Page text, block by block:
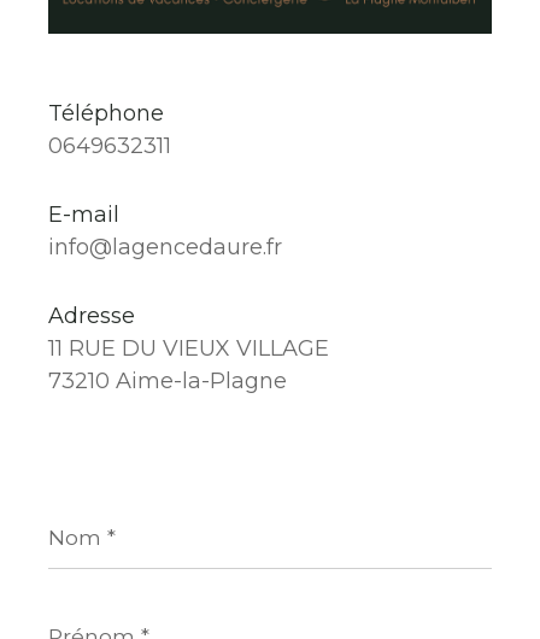
Téléphone
0649632311
E-mail
info@lagencedaure.fr
Adresse
11 RUE DU VIEUX VILLAGE
73210 Aime-la-Plagne
*
*